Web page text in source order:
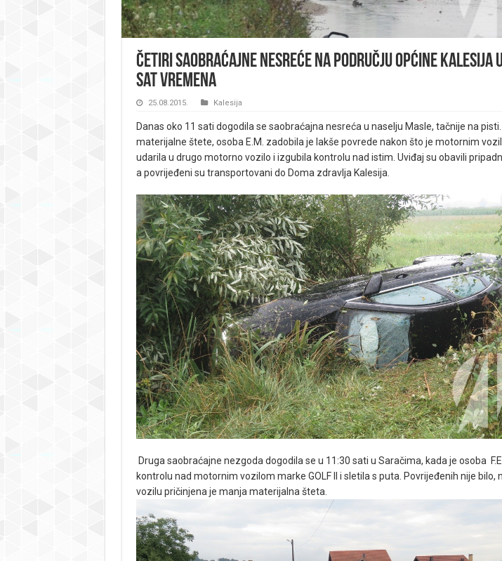
Četiri saobraćajne nesreće na području općine Kalesija
sat vremena
25.08.2015. Kalesija
Danas oko 11 sati dogodila se saobraćajna nesreća u naselju Masle, tačnije na
materijalne štete, osoba E.M. zadobila je lakše povrede nakon što je motornim
udarila u drugo motorno vozilo i izgubila kontrolu nad istim. Uviđaj su obavili
a povrijeđeni su transportovani do Doma zdravlja Kalesija.
Druga saobraćajne nezgoda dogodila se u 11:30 sati u Saračima, kada je osoba
kontrolu nad motornim vozilom marke GOLF II i sletila s puta. Povrijeđenih nije bilo,
vozilu pričinjena je manja materijalna šteta.